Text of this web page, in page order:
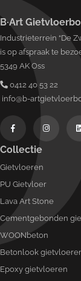
B·Art
Industrieterrein “De
is op afspraak te
5349 AK Oss
0412 40 53 22
info@b-
Collectie
Gietvloeren
PU Gietvloer
Lava Art Stone
Cementgebonden
WOONbeton
Betonlook
Epoxy gietvloeren